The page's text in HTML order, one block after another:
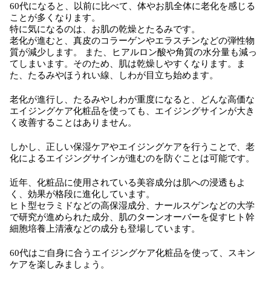
60代になると、以前に比べて、体やお肌全体に老化を感じる
ことが多くなります。
特に気になるのは、お肌の乾燥とたるみです。
老化が進むと、真皮のコラーゲンやエラスチンなどの弾性物
質が減少します。 また、ヒアルロン酸や角質の水分量も減っ
てしまいます。そのため、肌は乾燥しやすくなります。ま
た、たるみやほうれい線、しわが目立ち始めます。
老化が進行し、たるみやしわが重度になると、どんな高価な
エイジングケア化粧品を使っても、エイジングサインが大き
く改善することはありません。
しかし、正しい保湿ケアやエイジングケアを行うことで、老
化によるエイジングサインが進むのを防ぐことは可能です。
近年、化粧品に使用されている美容成分は肌への浸透もよ
く、効果が格段に進化しています。
ヒト型セラミドなどの高保湿成分、ナールスゲンなどの大学
で研究が進められた成分、肌のターンオーバーを促すヒト幹
細胞培養上清液などの成分も登場しています。
60代はご自身に合うエイジングケア化粧品を使って、スキン
ケアを楽しみましょう。